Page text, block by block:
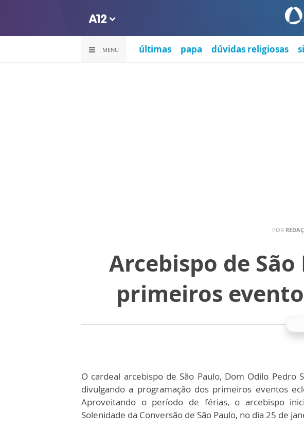
MENU últimas papa dúvidas religiosas
POR
Arcebispo de
primeiros
O cardeal arcebispo de São Paulo, Dom Odilo Pedro
divulgando a programação dos primeiros eventos
Aproveitando o período de férias, o arcebispo
Solenidade da Conversão de São Paulo, no dia 25 de